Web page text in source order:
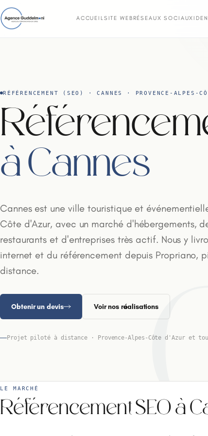
ACCUEILSITE WEB RÉSEAUX SOCIAUX
RÉFÉRENCEMENT (SEO) · CANNES · PROVENCE-ALPES-
à Cannes
Cannes est une ville touristique et
Côte d'Azur, avec un marché d'hébergements,
restaurants et d'entreprises très actif. Nous y
internet et du référencement depuis Propriano,
distance.
Obtenir un devis Voir nos réalisations
Projet piloté à distance · Provence-Alpes-Côte d'Azur et
LE MARCHÉ
Référencement SEO à